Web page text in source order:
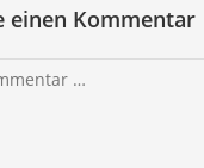
einen Kommentar